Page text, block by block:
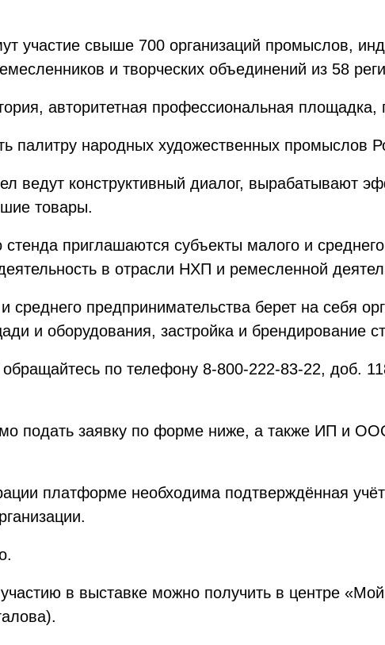
участие свыше 700 организаций промыслов,
и творческих объединений из 58
авторитетная профессиональная площадка,
палитру народных художественных промыслов
ведут конструктивный диалог, вырабатывают
товары.
стенда приглашаются субъекты малого и
в отрасли НХП и ремесленной
среднего предпринимательства берет на себя
и оборудования, застройка и брендирование
по телефону 8-800-222-83-22, доб.
подать заявку по форме ниже, а также ИП и
платформе необходима подтверждённая
в выставке можно получить в центре